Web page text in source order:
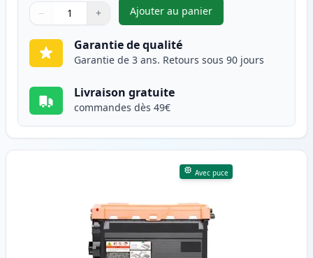
Quantité
Utilisez les boutons pour ajuster
− +
Quantité
Ajouter au panier
,Pack de 2 Brother TN3480
Garantie de qualité
Garantie de 3 ans. Retours sous 90 jours
Livraison gratuite
commandes dès 49€
Avec puce